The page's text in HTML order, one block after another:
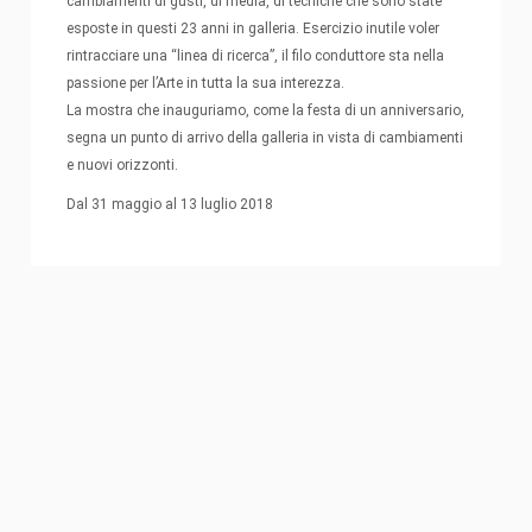
esposte in questi 23 anni in galleria. Esercizio inutile voler
rintracciare una “linea di ricerca”, il filo conduttore sta nella
passione per l’Arte in tutta la sua interezza.
La mostra che inauguriamo, come la festa di un anniversario,
segna un punto di arrivo della galleria in vista di cambiamenti
e nuovi orizzonti.
Dal 31 maggio al 13 luglio 2018